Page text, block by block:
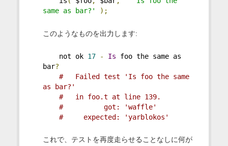
same as bar?'
);
このようなものを出力します:
not ok 17 - Is foo the same as
bar?
#   Failed test 'Is foo the same
as bar?'
#   in foo.t at line 139.
#          got: 'waffle'
#     expected: 'yarblokos'
これで、テストを再度走らせることなしに何が